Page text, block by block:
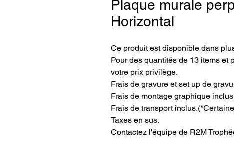
Plaque murale
Horizontal
Ce produit est disponible dans
Pour des quantités de 13 items et
votre prix privilège.
Frais de gravure et set up de
Frais de montage graphique
Frais de transport
Taxes en sus.
Contactez l'équipe de R2M